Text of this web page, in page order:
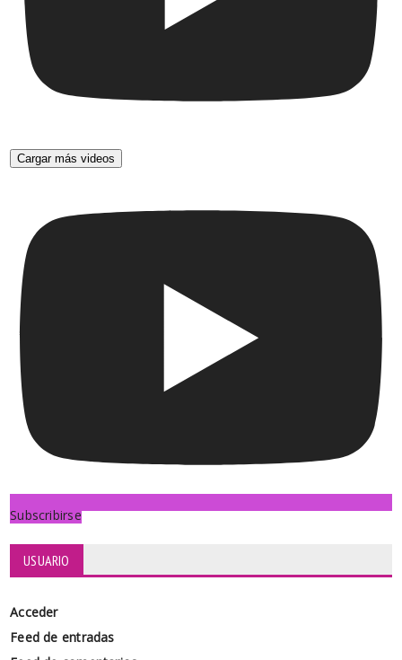
Cargar más videos
Subscribirse
USUARIO
Acceder
Feed de entradas